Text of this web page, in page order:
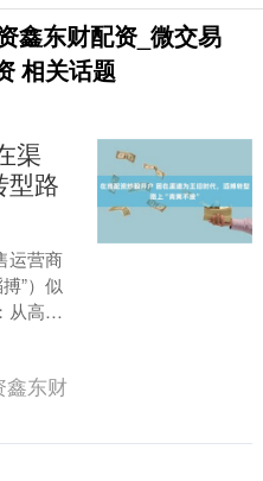
鑫东财配资_微交易
相关话题
渠
型路
运营商
”）似
从高歌
缩减
鑫东财